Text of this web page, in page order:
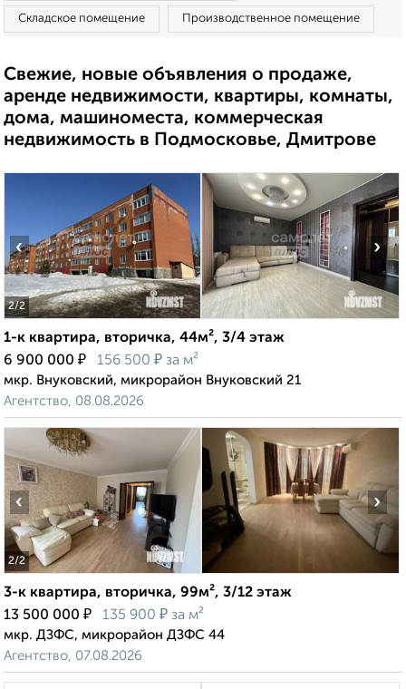
Складское помещение Производственное помещение
Свежие, новые объявления о продаже,
аренде недвижимости, квартиры, комнаты,
дома, машиноместа, коммерческая
недвижимость в Подмосковье, Дмитрове
2/2
‹ ›
1-к квартира, вторичка, 44м², 3/4 этаж
6 900 000 ₽ 156 500 ₽ за м²
мкр. Внуковский, микрорайон Внуковский 21
Агентство, 08.08.2026
2/2
‹ ›
3-к квартира, вторичка, 99м², 3/12 этаж
13 500 000 ₽ 135 900 ₽ за м²
мкр. ДЗФС, микрорайон ДЗФС 44
Агентство, 07.08.2026